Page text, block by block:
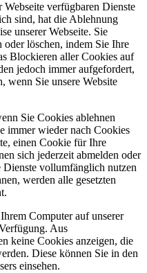
verfügbaren Dienste
sind, hat die Ablehnung
unserer Webseite. Sie
löschen, indem Sie Ihre
Blockieren aller Cookies auf
jedoch immer aufgefordert,
wenn Sie unsere Website
Sie Cookies ablehnen
immer wieder nach Cookies
einen Cookie für Ihre
sich jederzeit abmelden oder
Dienste vollumfänglich nutzen
werden alle gesetzten
Computer auf unserer
Aus
keine Cookies anzeigen, die
Diese können Sie in den
einsehen.